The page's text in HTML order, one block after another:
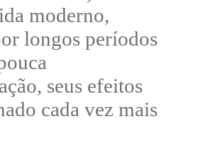
moderno,
longos períodos
, seus efeitos
cada vez mais